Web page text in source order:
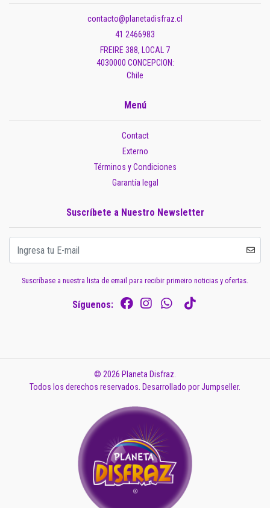
contacto@planetadisfraz.cl
41 2466983
FREIRE 388, LOCAL 7
4030000 CONCEPCION:
Chile
Menú
Contact
Externo
Términos y Condiciones
Garantía legal
Suscríbete a Nuestro Newsletter
Suscríbase a nuestra lista de email para recibir primeiro noticias y ofertas.
Síguenos:
© 2026 Planeta Disfraz.
Todos los derechos reservados. Desarrollado por Jumpseller.